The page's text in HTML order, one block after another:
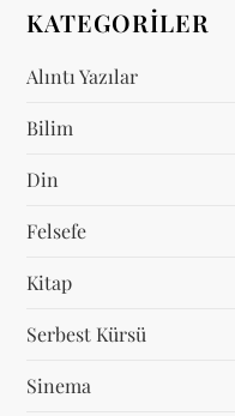
KATEGORILER
Alıntı Yazılar
Bilim
Din
Felsefe
Kitap
Serbest Kürsü
Sinema